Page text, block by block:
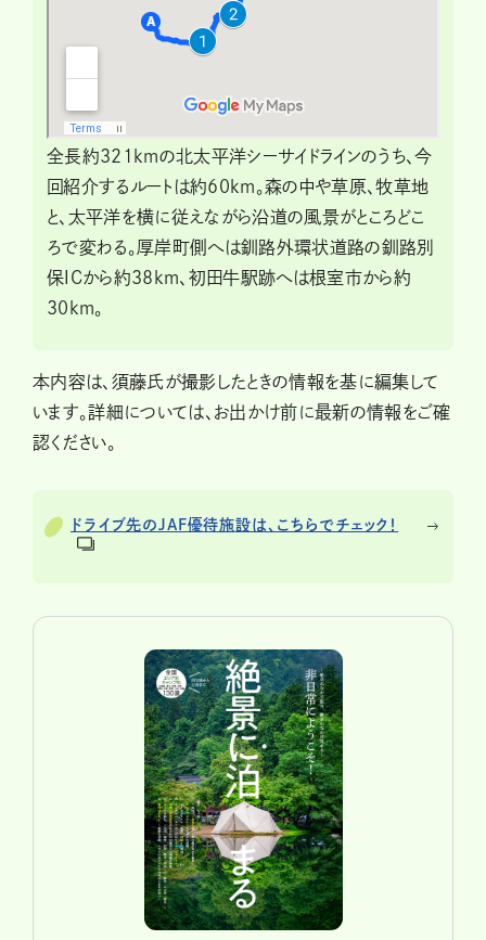
全長約321kmの北太平洋シーサイドラインのうち、今
回紹介するルートは約60km。森の中や草原、牧草地
と、太平洋を横に従えながら沿道の風景がところどこ
ろで変わる。厚岸町側へは釧路外環状道路の釧路別
保ICから約38km、初田牛駅跡へは根室市から約
30km。
本内容は、須藤氏が撮影したときの情報を基に編集して
います。詳細については、お出かけ前に最新の情報をご確
認ください。
ドライブ先のJAF優待施設は、こちらでチェック！